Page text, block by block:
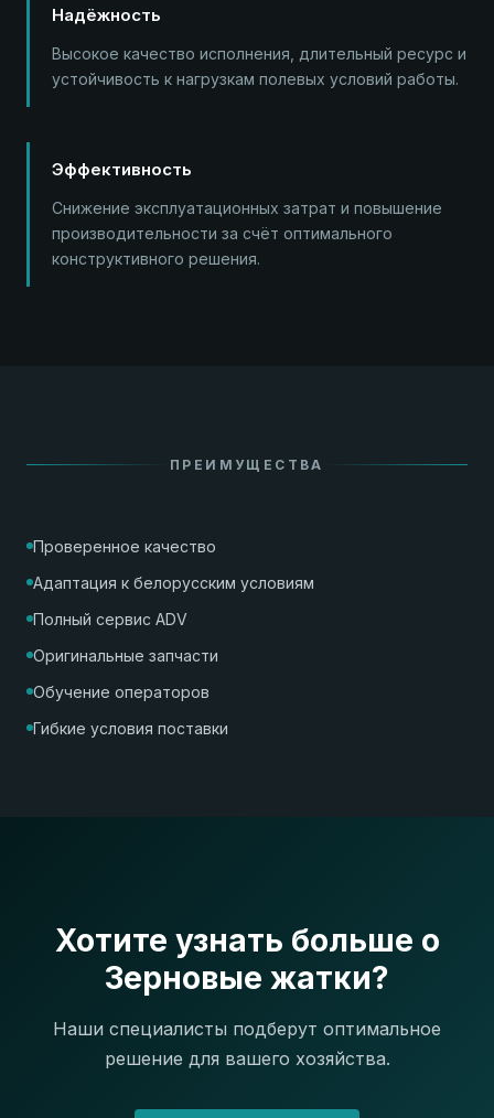
Надёжность
Высокое качество исполнения, длительный ресурс и
устойчивость к нагрузкам полевых условий работы.
Эффективность
Снижение эксплуатационных затрат и повышение
производительности за счёт оптимального
конструктивного решения.
ПРЕИМУЩЕСТВА
Проверенное качество
Адаптация к белорусским условиям
Полный сервис ADV
Оригинальные запчасти
Обучение операторов
Гибкие условия поставки
Хотите узнать больше о
Зерновые жатки?
Наши специалисты подберут оптимальное
решение для вашего хозяйства.